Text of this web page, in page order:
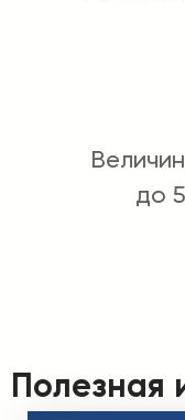
до
Полезная